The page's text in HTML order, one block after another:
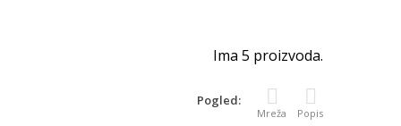
Ima 5 proizvoda.
Pogled:
Mreža Popis